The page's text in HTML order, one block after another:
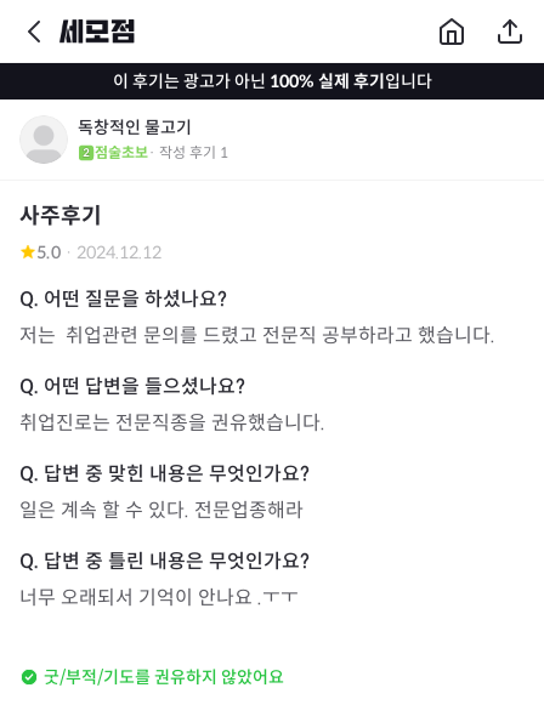
이 후기는 광고가 아닌 100% 실제 후기입니다
독창적인 물고기
점술초보· 작성 후기 1
사주후기
5.0 · 2024.12.12
저는  취업관련 문의를 드렸고 전문직 공부하라고 했습니다.
일은 계속 할 수 있다. 전문업종해라
너무 오래되서 기억이 안나요 .ㅜㅜ
굿/부적/기도를 권유하지 않았어요